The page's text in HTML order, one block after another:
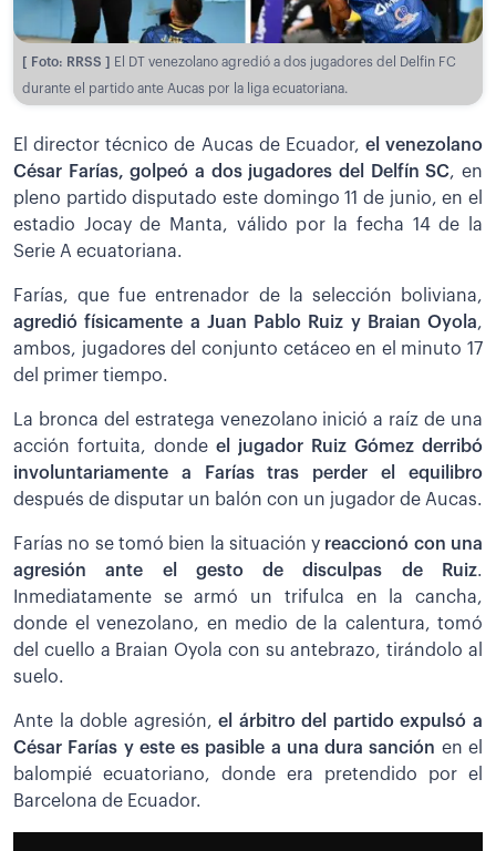
[ Foto: RRSS ]
El DT venezolano agredió a dos jugadores del Delfin FC
durante el partido ante Aucas por la liga ecuatoriana.
El director técnico de Aucas de Ecuador, el venezolano
César Farías, golpeó a dos jugadores del Delfín SC, en
pleno partido disputado este domingo 11 de junio, en el
estadio Jocay de Manta, válido por la fecha 14 de la
Serie A ecuatoriana.
Farías, que fue entrenador de la selección boliviana,
agredió físicamente a Juan Pablo Ruiz y Braian Oyola,
ambos, jugadores del conjunto cetáceo en el minuto 17
del primer tiempo.
La bronca del estratega venezolano inició a raíz de una
acción fortuita, donde el jugador Ruiz Gómez derribó
involuntariamente a Farías tras perder el equilibro
después de disputar un balón con un jugador de Aucas.
Farías no se tomó bien la situación y reaccionó con una
agresión ante el gesto de disculpas de Ruiz.
Inmediatamente se armó un trifulca en la cancha,
donde el venezolano, en medio de la calentura, tomó
del cuello a Braian Oyola con su antebrazo, tirándolo al
suelo.
Ante la doble agresión,el árbitro del partido expulsó a
César Farías y este es pasible a una dura sanción en el
balompié ecuatoriano, donde era pretendido por el
Barcelona de Ecuador.